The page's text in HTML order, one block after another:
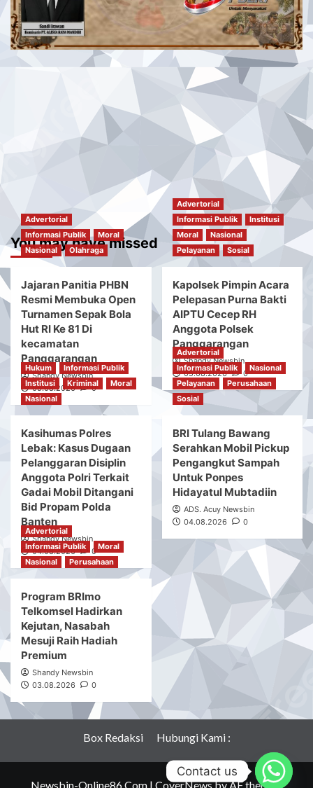
You may have missed
Advertorial
Informasi Publik
Moral
Nasional
Jajaran Panitia PHBN
Resmi Membuka Open
Turnamen Sepak Bola
Hut RI Ke 81 Di
kecamatan
Panggarangan
Shandy Newsbin
05.08.2026
0
Advertorial
Informasi Publik
Institusi
Moral
Nasional
Pelayanan
Kapolsek Pimpin Acara
Pelepasan Purna Bakti
AIPTU Cecep RH
Anggota Polsek
Panggarangan
Shandy Newsbin
05.08.2026
0
Institusi
Kriminal
Nasional
Kasihumas Polres
Lebak: Kasus Dugaan
Pelanggaran Disiplin
Anggota Polri Terkait
Gadai Mobil Ditangani
Bid Propam Polda
Banten
Shandy Newsbin
Advertorial
Informasi Publik
Nasional
BRI Tulang Bawang
Serahkan Mobil Pickup
Pengangkut Sampah
Untuk Ponpes
Hidayatul Mubtadiin
ADS. Acuy Newsbin
04.08.2026
Advertorial
Perusahaan
Program BRImo
Contact us